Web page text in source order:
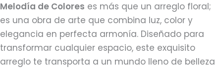
Melodía de Colores es más que un arreglo floral;
es una obra de arte que combina luz, color y
elegancia en perfecta armonía. Diseñado para
transformar cualquier espacio, este exquisito
arreglo te transporta a un mundo lleno de belleza